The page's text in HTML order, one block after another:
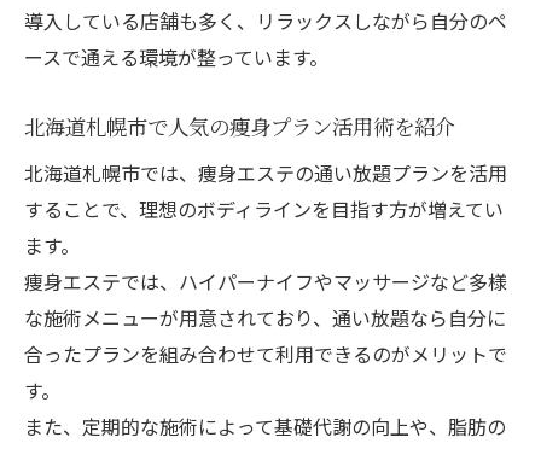
導入している店舗も多く、リラックスしながら自分のペ
ースで通える環境が整っています。
北海道札幌市で人気の痩身プラン活用術を紹介
北海道札幌市では、痩身エステの通い放題プランを活用
することで、理想のボディラインを目指す方が増えてい
ます。
痩身エステでは、ハイパーナイフやマッサージなど多様
な施術メニューが用意されており、通い放題なら自分に
合ったプランを組み合わせて利用できるのがメリットで
す。
また、定期的な施術によって基礎代謝の向上や、脂肪の